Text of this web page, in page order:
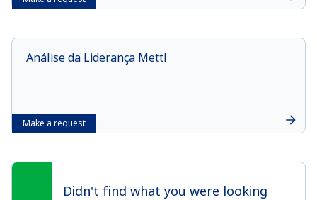
Make a request
Análise da Liderança Mettl
Didn't find what you were looking